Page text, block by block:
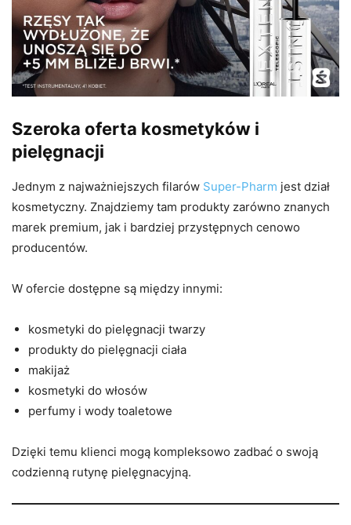
Szeroka oferta kosmetyków i
pielęgnacji
Jednym z najważniejszych filarów Super-Pharm jest dział
kosmetyczny. Znajdziemy tam produkty zarówno znanych
marek premium, jak i bardziej przystępnych cenowo
producentów.
W ofercie dostępne są między innymi:
kosmetyki do pielęgnacji twarzy
produkty do pielęgnacji ciała
makijaż
kosmetyki do włosów
perfumy i wody toaletowe
Dzięki temu klienci mogą kompleksowo zadbać o swoją
codzienną rutynę pielęgnacyjną.